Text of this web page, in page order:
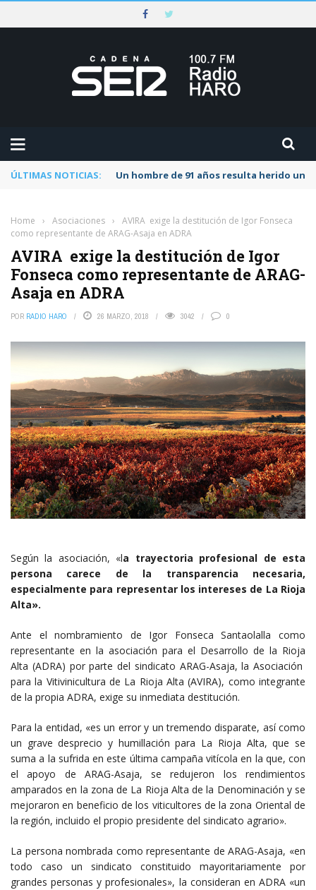
ÚLTIMAS NOTICIAS: Un hombre de 91 años resulta herido
Home › Asociaciones ›
AVIRA exige la destitución de Igor Fonseca
como representante de ARAG-Asaja en ADRA
AVIRA exige la destitución de Igor
Fonseca como representante de ARAG-
Asaja en ADRA
POR RADIO HARO 26 MARZO, 2018 3042 0
Según la asociación, «la trayectoria profesional de esta
persona carece de la transparencia necesaria,
especialmente para representar los intereses de La Rioja
Alta».
Ante el nombramiento de Igor Fonseca Santaolalla como
representante en la asociación para el Desarrollo de la Rioja
Alta (ADRA) por parte del sindicato ARAG-Asaja, la Asociación
para la Vitivinicultura de La Rioja Alta (AVIRA), como integrante
de la propia ADRA, exige su inmediata destitución.
Para la entidad, «es un error y un tremendo disparate, así como
un grave desprecio y humillación para La Rioja Alta, que se
suma a la sufrida en este última campaña vitícola en la que, con
el apoyo de ARAG-Asaja, se redujeron los rendimientos
amparados en la zona de La Rioja Alta de la Denominación y se
mejoraron en beneficio de los viticultores de la zona Oriental de
la región, incluido el propio presidente del sindicato agrario».
La persona nombrada como representante de ARAG-Asaja, «en
todo caso un sindicato constituido mayoritariamente por
grandes personas y profesionales», la consideran en ADRA «un